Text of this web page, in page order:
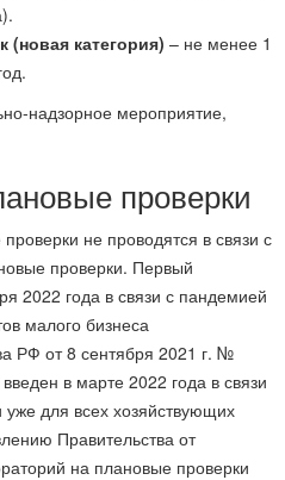
категория) – не менее 1
надзорное мероприятие,
проверки
не проводятся в связи с
проверки. Первый
2022 года в связи с пандемией
малого бизнеса
РФ от 8 сентября 2021 г. №
в марте 2022 года в связи
для всех хозяйствующих
Правительства от
на плановые проверки